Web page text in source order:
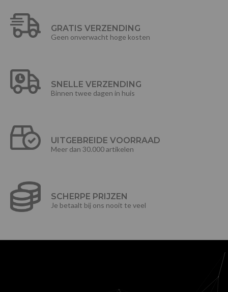
GRATIS VERZENDING
Geen onverwacht hoge kosten
SNELLE VERZENDING
Binnen twee dagen in huis
UITGEBREIDE VOORRAAD
Meer dan 30.000 artikelen
SCHERPE PRIJZEN
Je betaalt bij ons nooit te veel